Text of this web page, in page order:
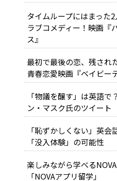
タイムループにはまった
ラブコメディー！映画『
ス』
最初で最後の恋、残され
青春恋愛映画『ベイビー
「物議を醸す」は英語で
ン・マスク氏のツイート
「恥ずかしくない」英会
「没入体験」の可能性
楽しみながら学べる
「NOVAアプリ留学」